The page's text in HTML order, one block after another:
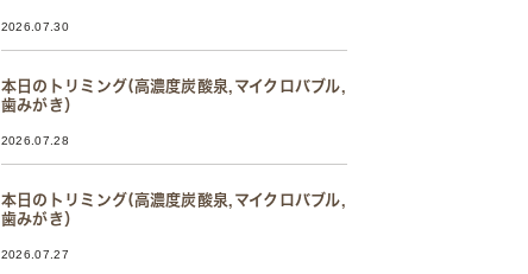
2026.07.30
本日のトリミング(高濃度炭酸泉,マイクロバブル,
歯みがき）
2026.07.28
本日のトリミング(高濃度炭酸泉,マイクロバブル,
歯みがき）
2026.07.27